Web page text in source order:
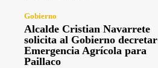
Gobierno
Alcalde Cristian Navarrete
solicita al Gobierno decretar
Emergencia Agrícola para
Paillaco